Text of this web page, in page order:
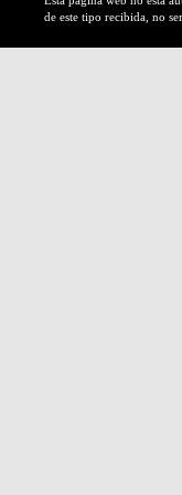
de este tipo recibida, no